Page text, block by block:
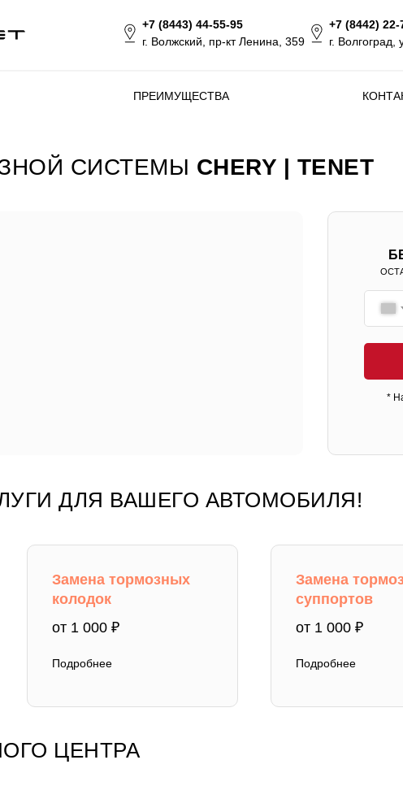
+7 (8443) 44-55-95
г. Волжский, пр-кт Ленина, 359
+7 (8442) 22-
г.
ПРЕИМУЩЕСТВА
СИСТЕМЫ CHERY | TENET
*
ДЛЯ ВАШЕГО АВТОМОБИЛЯ!
Замена тормозных
колодок
от 1 000 ₽
Подробнее
Замена
суппортов
от 1 000 ₽
Подробнее
ЦЕНТРА